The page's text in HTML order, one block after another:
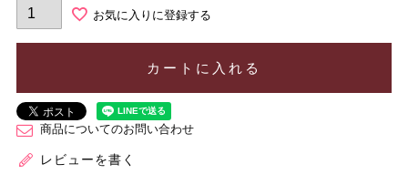
お気に入りに登録する
カートに入れる
商品についてのお問い合わせ
レビューを書く